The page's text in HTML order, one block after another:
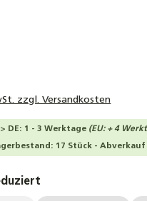
zzgl. Versandkosten
DE: 1 - 3 Werktage (EU: + 4
17 Stück - Abverkauf